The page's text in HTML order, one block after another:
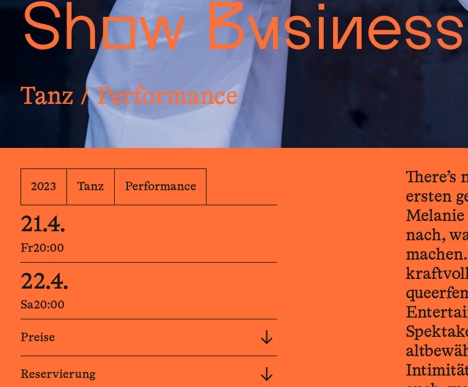
Show Business
Tanz / Performance
2023 Tanz Performance
21.4.
Fr20:00
22.4.
Sa20:00
Preise
Reservierung
ersten
Melanie
nach,